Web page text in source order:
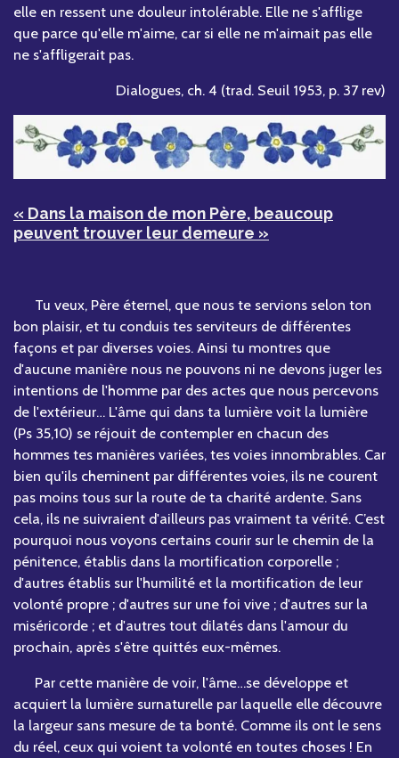
elle en ressent une douleur intolérable. Elle ne s'afflige
que parce qu'elle m'aime, car si elle ne m'aimait pas elle
ne s'affligerait pas.
Dialogues, ch. 4 (trad. Seuil 1953, p. 37 rev)
« Dans la maison de mon Père, beaucoup
peuvent trouver leur demeure »
Tu veux, Père éternel, que nous te servions selon ton
bon plaisir, et tu conduis tes serviteurs de différentes
façons et par diverses voies. Ainsi tu montres que
d'aucune manière nous ne pouvons ni ne devons juger les
intentions de l'homme par des actes que nous percevons
de l'extérieur… L'âme qui dans ta lumière voit la lumière
(Ps 35,10) se réjouit de contempler en chacun des
hommes tes manières variées, tes voies innombrables. Car
bien qu'ils cheminent par différentes voies, ils ne courent
pas moins tous sur la route de ta charité ardente. Sans
cela, ils ne suivraient d'ailleurs pas vraiment ta vérité. C’est
pourquoi nous voyons certains courir sur le chemin de la
pénitence, établis dans la mortification corporelle ;
d'autres établis sur l'humilité et la mortification de leur
volonté propre ; d'autres sur une foi vive ; d'autres sur la
miséricorde ; et d'autres tout dilatés dans l'amour du
prochain, après s'être quittés eux-mêmes.
Par cette manière de voir, l'âme…se développe et
acquiert la lumière surnaturelle par laquelle elle découvre
la largeur sans mesure de ta bonté. Comme ils ont le sens
du réel, ceux qui voient ta volonté en toutes choses ! En